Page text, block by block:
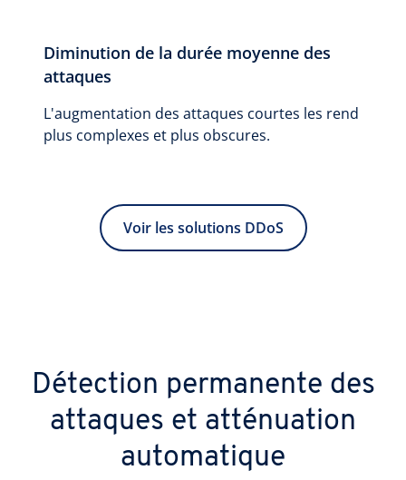
Diminution de la durée moyenne des
attaques
L'augmentation des attaques courtes les rend
plus complexes et plus obscures.
Voir les solutions DDoS
Détection permanente des
attaques et atténuation
automatique